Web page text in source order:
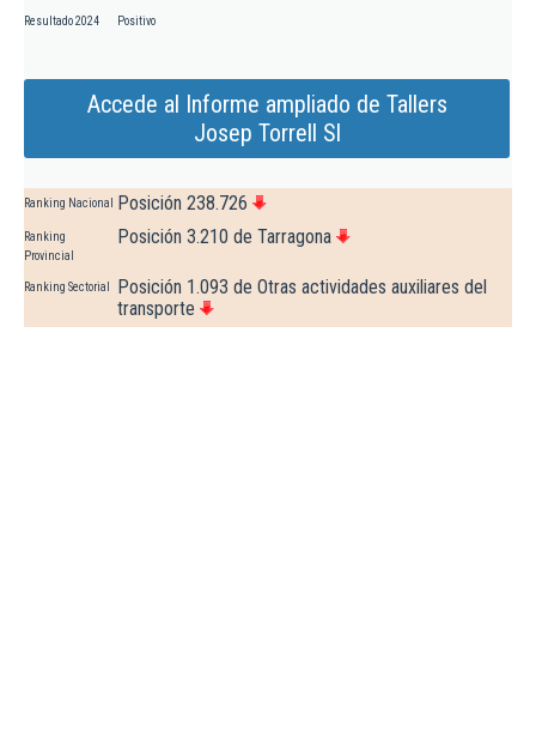
Resultado 2024 Positivo
Accede al Informe ampliado de Tallers
Josep Torrell Sl
Ranking Nacional Posición 238.726
Ranking
Provincial
Posición 3.210 de Tarragona
Ranking Sectorial
Posición 1.093 de Otras actividades auxiliares del
transporte